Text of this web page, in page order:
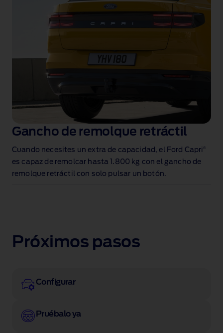
Gancho de remolque retráctil
Cuando necesites un extra de capacidad, el Ford Capri
es capaz de remolcar hasta 1.800 kg con el gancho de
remolque retráctil con solo pulsar un botón.
Próximos pasos
Configurar
Pruébalo ya